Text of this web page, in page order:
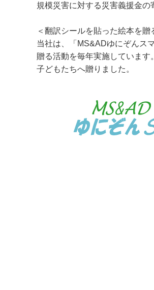
規模災害に対する災害義援金の
＜翻訳シールを貼った絵本を贈
当社は、「MS&ADゆにぞんス
贈る活動を毎年実施していま
子どもたちへ贈りました。